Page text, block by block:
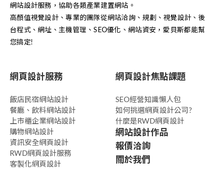
網站設計服務，協助各類產業建置網站。
高顏值視覺設計、專業的團隊從網站洽詢、規劃、視覺設計、後
台程式、網址、主機管理、SEO優化、網站資安，愛貝斯都能幫
您搞定!
網頁設計服務
飯店民宿網站設計
餐廳、飲料網站設計
上市櫃企業網站設計
購物網站設計
資訊安全網頁設計
RWD網頁設計服務
客製化網頁設計
網頁設計焦點課題
SEO經營知識懶人包
如何挑選網頁設計公司?
什麼是RWD網頁設計
網站設計作品
報價洽詢
關於我們